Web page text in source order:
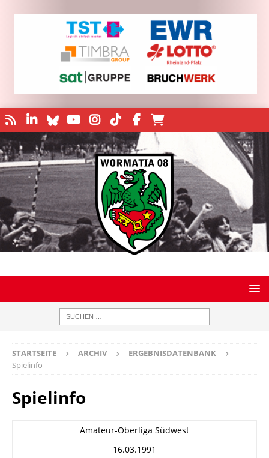
STARTSEITE ARCHIV
ERGEBNISDATENBANK
Spielinfo
Spielinfo
Amateur-Oberliga Südwest
16.03.1991